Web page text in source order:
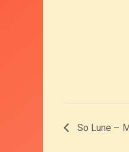
So Lune –